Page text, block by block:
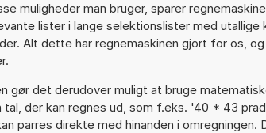
muligheder man bruger, sparer
lister i lange selektionslister med utallige
Alt dette har regnemaskinen gjort for os,
gør det derudover muligt at bruge
tal, der kan regnes ud, som f.eks. '40 * 43
parres direkte med hinanden i omregningen.